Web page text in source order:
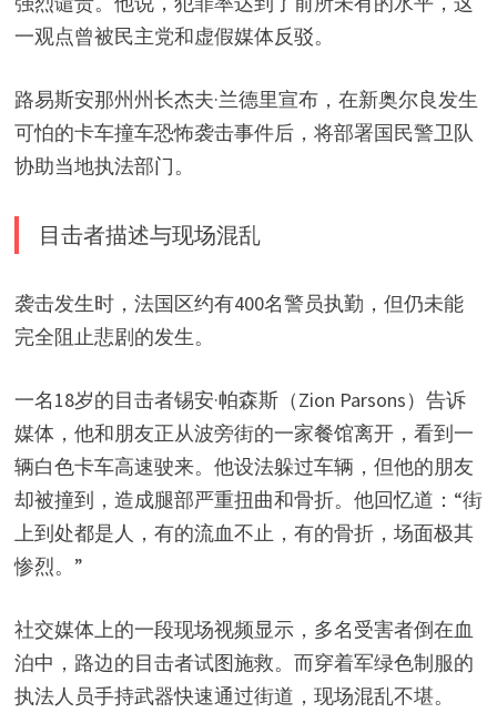
一观点曾被民主党和虚假媒体反驳。
路易斯安那州州长杰夫·兰德里宣布，在新奥尔良发生
可怕的卡车撞车恐怖袭击事件后，将部署国民警卫队
协助当地执法部门。
目击者描述与现场混乱
袭击发生时，法国区约有400名警员执勤，但仍未能
完全阻止悲剧的发生。
一名18岁的目击者锡安·帕森斯（Zion Parsons）告诉
媒体，他和朋友正从波旁街的一家餐馆离开，看到一
辆白色卡车高速驶来。他设法躲过车辆，但他的朋友
却被撞到，造成腿部严重扭曲和骨折。他回忆道：“街
上到处都是人，有的流血不止，有的骨折，场面极其
惨烈。”
社交媒体上的一段现场视频显示，多名受害者倒在血
泊中，路边的目击者试图施救。而穿着军绿色制服的
执法人员手持武器快速通过街道，现场混乱不堪。